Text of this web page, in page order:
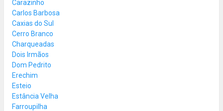
Carazinho
Carlos Barbosa
Caxias do Sul
Cerro Branco
Charqueadas
Dois Irmãos
Dom Pedrito
Erechim
Esteio
Estância Velha
Farroupilha